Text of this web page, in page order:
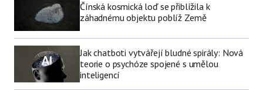
Čínská kosmická loď se přiblížila k
záhadnému objektu poblíž Země
Jak chatboti vytvářejí bludné spirály: Nová
teorie o psychóze spojené s umělou
inteligencí